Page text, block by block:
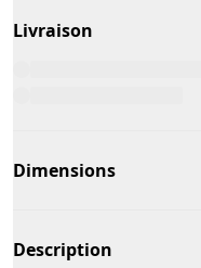
Livraison
Dimensions
Description